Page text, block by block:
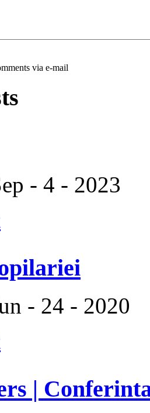
via e-mail
- 4 - 2023
- 24 - 2020
|